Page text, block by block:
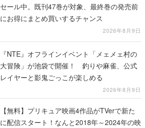
セール中。既刊47巻が対象、最終巻の発売前
にお得にまとめ買いするチャンス
2026年8月9日
『NTE』オフラインイベント「メェメェ村の
大冒険」が池袋で開催！ 釣りや麻雀、公式
レイヤーと影鬼ごっこが楽しめる
2026年8月9日
【無料】プリキュア映画4作品がTVerで新た
に配信スタート！なんと2018年～2024年の映